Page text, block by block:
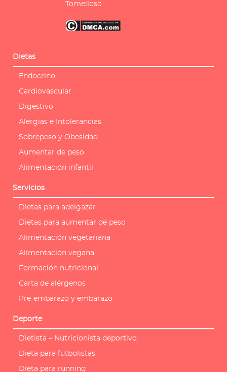
Tomelloso
Dietas
Endocrino
Cardiovascular
Digestivo
Alergias e Intolerancias
Sobrepeso y Obesidad
Aumentar de peso
Alimentación infantil
Servicios
Dietas para adelgazar
Dietas para aumentar de peso
Alimentación vegetariana
Alimentación vegana
Formación nutricional
Carta de alérgenos
Pre-embarazo y embarazo
Deporte
Dietista – Nutricionista deportivo
Dieta para futbolistas
Dieta para running